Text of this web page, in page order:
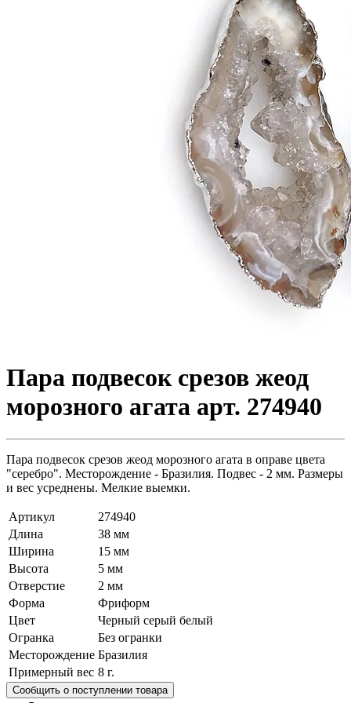
Пара подвесок срезов жеод
морозного агата арт. 274940
Пара подвесок срезов жеод морозного агата в оправе цвета
"серебро". Месторождение - Бразилия. Подвес - 2 мм. Размеры
и вес усреднены. Мелкие выемки.
Артикул
274940
Длина
38 мм
Ширина
15 мм
Высота
5 мм
Отверстие
2 мм
Форма
Фриформ
Цвет
Черный серый белый
Огранка
Без огранки
Месторождение Бразилия
Примерный вес 8 г.
Сообщить о поступлении товара